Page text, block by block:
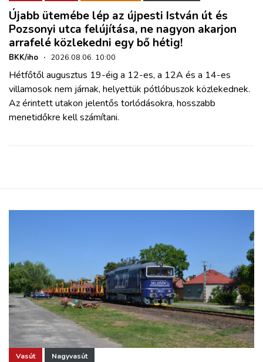
HAJÓZÁS
BLOG
ARCHÍVUM
Újabb ütemébe lép az újpesti István út és
Pozsonyi utca felújítása, ne nagyon akarjon
arrafelé közlekedni egy bő hétig!
BKK/iho · 2026.08.06. 10:00
Hétfőtől augusztus 19-éig a 12-es, a 12A és a 14-es
villamosok nem járnak, helyettük pótlóbuszok közlekednek.
Az érintett utakon jelentős torlódásokra, hosszabb
menetidőkre kell számítani.
Vasút Nagyvasút